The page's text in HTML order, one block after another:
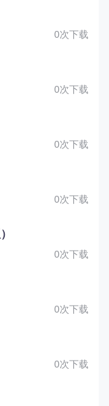
0次下载
0次下载
0次下载
0次下载
0次下载
0次下载
0次下载